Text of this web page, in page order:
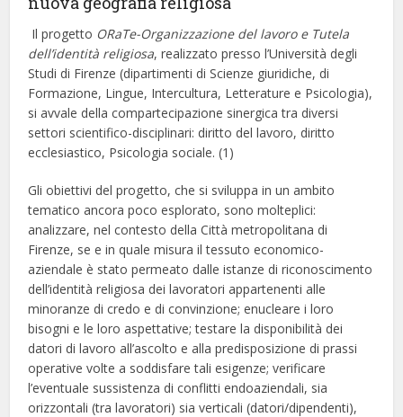
Il progetto ORaTe-Organizzazione del lavoro e Tutela
dell’identità religiosa, realizzato presso l’Università degli
Studi di Firenze (dipartimenti di Scienze giuridiche, di
Formazione, Lingue, Intercultura, Letterature e Psicologia),
si avvale della compartecipazione sinergica tra diversi
settori scientifico-disciplinari: diritto del lavoro, diritto
ecclesiastico, Psicologia sociale. (1)
Gli obiettivi del progetto, che si sviluppa in un ambito
tematico ancora poco esplorato, sono molteplici:
analizzare, nel contesto della Città metropolitana di
Firenze, se e in quale misura il tessuto economico-
aziendale è stato permeato dalle istanze di riconoscimento
dell’identità religiosa dei lavoratori appartenenti alle
minoranze di credo e di convinzione; enucleare i loro
bisogni e le loro aspettative; testare la disponibilità dei
datori di lavoro all’ascolto e alla predisposizione di prassi
operative volte a soddisfare tali esigenze; verificare
l’eventuale sussistenza di conflitti endoaziendali, sia
orizzontali (tra lavoratori) sia verticali (datori/dipendenti),